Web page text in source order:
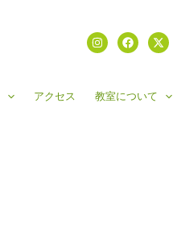
アクセス 教室について